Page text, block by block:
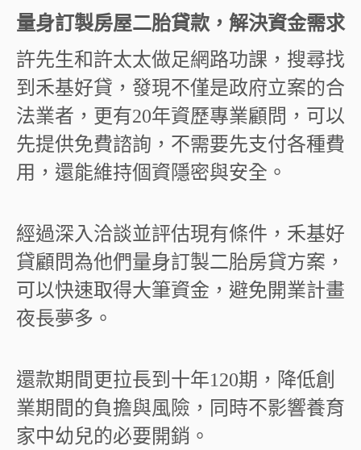
量身訂製房屋二胎貸款，解決資金需求
許先生和許太太做足網路功課，搜尋找
到禾基好貸，發現不僅是政府立案的合
法業者，更有20年資歷專業顧問，可以
先提供免費諮詢，不需要先支付各種費
用，還能維持個資隱密與安全。
經過深入洽談並評估現有條件，禾基好
貸顧問為他們量身訂製二胎房貸方案，
可以快速取得大筆資金，避免開業計畫
夜長夢多。
還款期間更拉長到十年120期，降低創
業期間的負擔與風險，同時不影響養育
家中幼兒的必要開銷。